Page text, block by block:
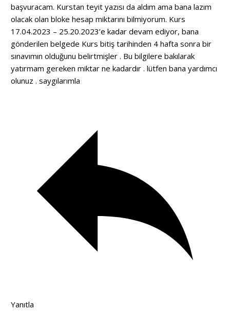
başvuracam. Kurstan teyit yazısı da aldım ama bana lazım
olacak olan bloke hesap miktarını bilmiyorum. Kurs
17.04.2023 – 25.20.2023’e kadar devam ediyor, bana
gönderilen belgede Kurs bitiş tarihinden 4 hafta sonra bir
sınavımın olduğunu belirtmişler . Bu bilgilere bakılarak
yatırmam gereken miktar ne kadardır . lütfen bana yardımcı
olunuz . saygılarımla
Yanıtla